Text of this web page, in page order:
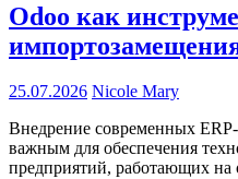
Odoo как
25.07.2026 Nicole Mary
Внедрение современных
важным для обеспечения
предприятий, работающих